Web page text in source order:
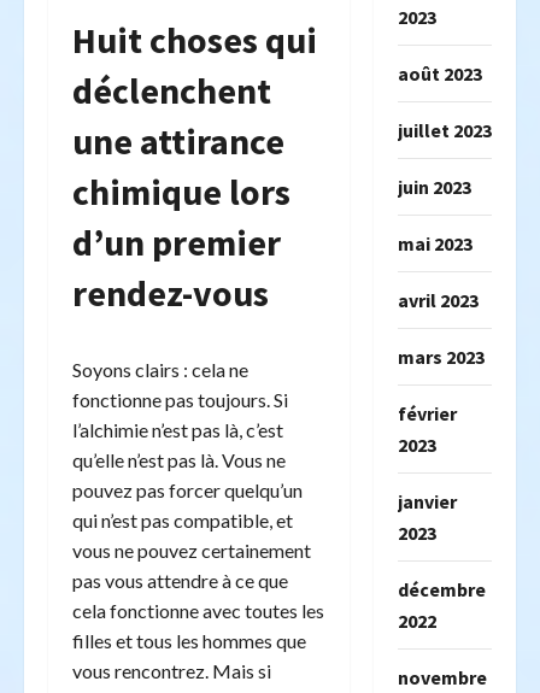
Huit choses qui
déclenchent
une attirance
chimique lors
d’un premier
rendez-vous
Soyons clairs : cela ne
fonctionne pas toujours. Si
l’alchimie n’est pas là, c’est
qu’elle n’est pas là. Vous ne
pouvez pas forcer quelqu’un
qui n’est pas compatible, et
vous ne pouvez certainement
pas vous attendre à ce que
cela fonctionne avec toutes les
filles et tous les hommes que
vous rencontrez. Mais si
2023
août 2023
juillet 2023
juin 2023
mai 2023
avril 2023
mars 2023
février
2023
janvier
2023
décembre
2022
novembre